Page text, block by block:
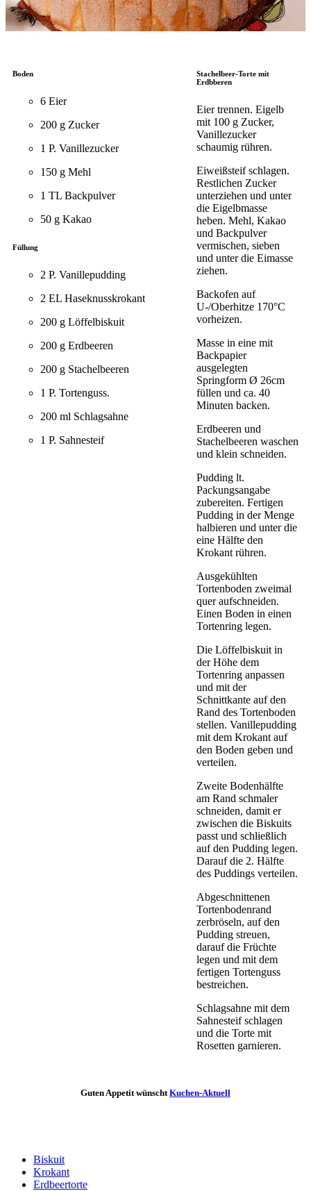
Boden
6 Eier
200 g Zucker
1 P. Vanillezucker
150 g Mehl
1 TL Backpulver
50 g Kakao
Füllung
2 P. Vanillepudding
2 EL Haseknusskrokant
200 g Löffelbiskuit
200 g Erdbeeren
200 g Stachelbeeren
1 P. Tortenguss.
200 ml Schlagsahne
1 P. Sahnesteif
Stachelbeer-Torte mit
Erdbberen
Eier trennen. Eigelb
mit 100 g Zucker,
Vanillezucker
schaumig rühren.
Eiweißsteif schlagen.
Restlichen Zucker
unterziehen und unter
die Eigelbmasse
heben. Mehl, Kakao
und Backpulver
vermischen, sieben
und unter die Eimasse
ziehen.
Backofen auf
U-/Oberhitze 170°C
vorheizen.
Masse in eine mit
Backpapier
ausgelegten
Springform Ø 26cm
füllen und ca. 40
Minuten backen.
Erdbeeren und
Stachelbeeren waschen
und klein schneiden.
Pudding lt.
Packungsangabe
zubereiten. Fertigen
Pudding in der Menge
halbieren und unter die
eine Hälfte den
Krokant rühren.
Ausgekühlten
Tortenboden zweimal
quer aufschneiden.
Einen Boden in einen
Tortenring legen.
Die Löffelbiskuit in
der Höhe dem
Tortenring anpassen
und mit der
Schnittkante auf den
Rand des Tortenboden
stellen. Vanillepudding
mit dem Krokant auf
den Boden geben und
verteilen.
Zweite Bodenhälfte
am Rand schmaler
schneiden, damit er
zwischen die Biskuits
passt und schließlich
auf den Pudding legen.
Darauf die 2. Hälfte
des Puddings verteilen.
Abgeschnittenen
Tortenbodenrand
zerbröseln, auf den
Pudding streuen,
darauf die Früchte
legen und mit dem
fertigen Tortenguss
bestreichen.
Schlagsahne mit dem
Sahnesteif schlagen
und die Torte mit
Rosetten garnieren.
Guten Appetit wünscht Kuchen-Aktuell
Biskuit
Krokant
Erdbeertorte